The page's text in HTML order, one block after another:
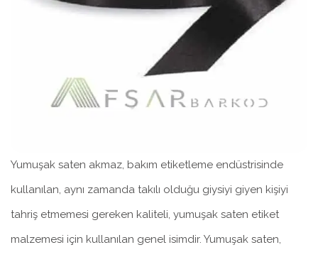
Yumuşak saten akmaz, bakım etiketleme endüstrisinde
kullanılan, aynı zamanda takılı olduğu giysiyi giyen kişiyi
tahriş etmemesi gereken kaliteli, yumuşak saten etiket
malzemesi için kullanılan genel isimdir. Yumuşak saten,